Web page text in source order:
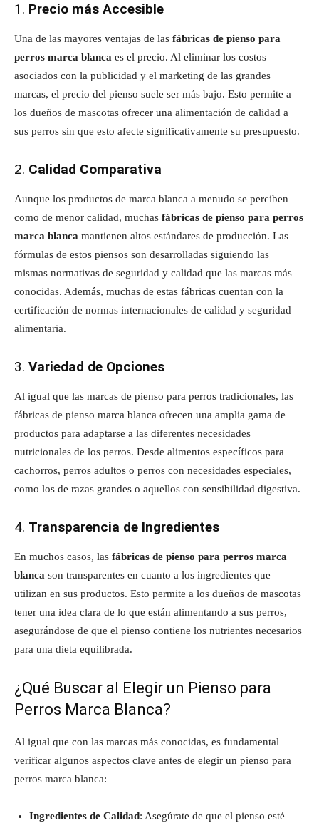
1. Precio más Accesible
Una de las mayores ventajas de las fábricas de pienso para
perros marca blanca es el precio. Al eliminar los costos
asociados con la publicidad y el marketing de las grandes
marcas, el precio del pienso suele ser más bajo. Esto permite a
los dueños de mascotas ofrecer una alimentación de calidad a
sus perros sin que esto afecte significativamente su presupuesto.
2. Calidad Comparativa
Aunque los productos de marca blanca a menudo se perciben
como de menor calidad, muchas fábricas de pienso para perros
marca blanca mantienen altos estándares de producción. Las
fórmulas de estos piensos son desarrolladas siguiendo las
mismas normativas de seguridad y calidad que las marcas más
conocidas. Además, muchas de estas fábricas cuentan con la
certificación de normas internacionales de calidad y seguridad
alimentaria.
3. Variedad de Opciones
Al igual que las marcas de pienso para perros tradicionales, las
fábricas de pienso marca blanca ofrecen una amplia gama de
productos para adaptarse a las diferentes necesidades
nutricionales de los perros. Desde alimentos específicos para
cachorros, perros adultos o perros con necesidades especiales,
como los de razas grandes o aquellos con sensibilidad digestiva.
4. Transparencia de Ingredientes
En muchos casos, las fábricas de pienso para perros marca
blanca son transparentes en cuanto a los ingredientes que
utilizan en sus productos. Esto permite a los dueños de mascotas
tener una idea clara de lo que están alimentando a sus perros,
asegurándose de que el pienso contiene los nutrientes necesarios
para una dieta equilibrada.
¿Qué Buscar al Elegir un Pienso para
Perros Marca Blanca?
Al igual que con las marcas más conocidas, es fundamental
verificar algunos aspectos clave antes de elegir un pienso para
perros marca blanca:
Ingredientes de Calidad: Asegúrate de que el pienso esté